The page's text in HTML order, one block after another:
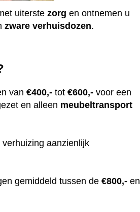
uiterstezorg en ontnemen u
zware verhuisdozen.
van€400,- tot€600,- voor een
en alleen meubeltransport
aanzienlijk
gemiddeld tussen de€800,- en